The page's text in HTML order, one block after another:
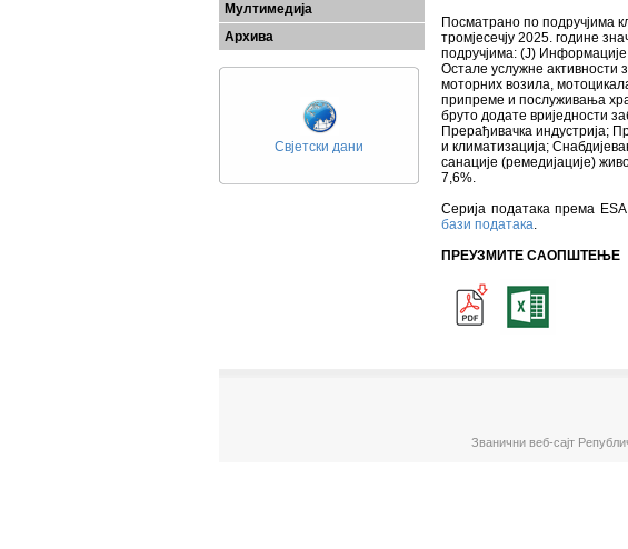
Мултимедија
Архива
Свјетски дани
Посматрано по подручјима
тромјесечју 2025. године
подручјима: (Ј) Информације
Остале услужне активности
моторних возила,
припреме и послуживања
бруто додате вриједности
Прерађивачка индустрија;
и климатизација;
санације (ремедијације)
7,6%.
Серија података према
бази података.
ПРЕУЗМИТЕ САОПШТЕЊЕ
Званични веб-сајт